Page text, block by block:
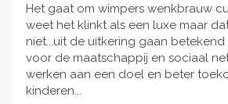
Het gaat om wimpers wenkbrauw
weet het klinkt als een luxe maar
niet...uit de uitkering gaan
voor de maatschappij en sociaal
werken aan een doel en beter
kinderen...